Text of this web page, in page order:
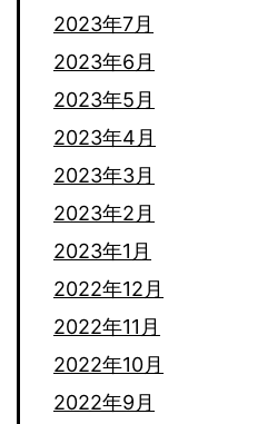
2023年7月
2023年6月
2023年5月
2023年4月
2023年3月
2023年2月
2023年1月
2022年12月
2022年11月
2022年10月
2022年9月